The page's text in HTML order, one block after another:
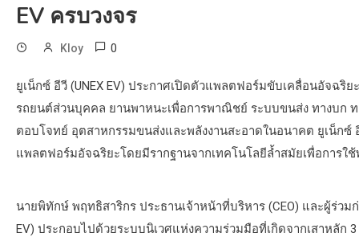
EV ครบวงจร
Kloy 0
ยูเน็กซ์ อีวี (UNEX EV) ประกาศเปิดตัวแพลตฟอร์มขับเคลื่อนอัจฉ
รถยนต์ส่วนบุคคล ยานพาหนะเพื่อการพาณิชย์ ระบบขนส่ง ทางบก
ตอบโจทย์ อุตสาหกรรมขนส่งและพลังงานสะอาดในอนาคต ยูเน็กซ์
แพลตฟอร์มอัจฉริยะโดยมีรากฐานจากเทคโนโลยีล้ำสมัยเพื่อการ
นายพิทักษ์ พฤทธิสาริกร ประธานเจ้าหน้าที่บริหาร (CEO) และผู้ร่วม
EV) ประกอบไปด้วยระบบนิเวศแห่งความร่วมมือที่เกิดจากเสาหลัก